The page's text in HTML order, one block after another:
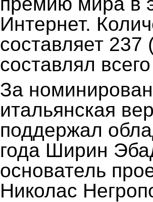
Интернет.
составляет
составлял
За
итальянская
поддержал
года Ширин
основатель
Николас